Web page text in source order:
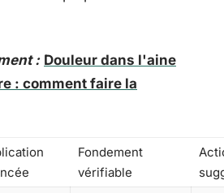
: Douleur dans l'aine
: comment faire la
Fondement
vérifiable